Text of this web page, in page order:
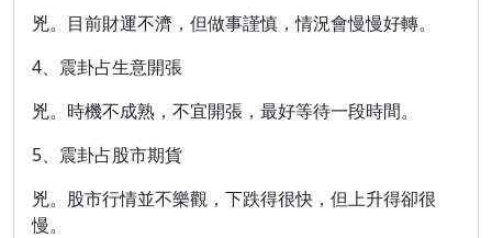
兇。目前財運不濟，但做事謹慎，情況會慢慢好轉。
4、震卦占生意開張
兇。時機不成熟，不宜開張，最好等待一段時間。
5、震卦占股市期貨
兇。股市行情並不樂觀，下跌得很快，但上升得卻很
慢。